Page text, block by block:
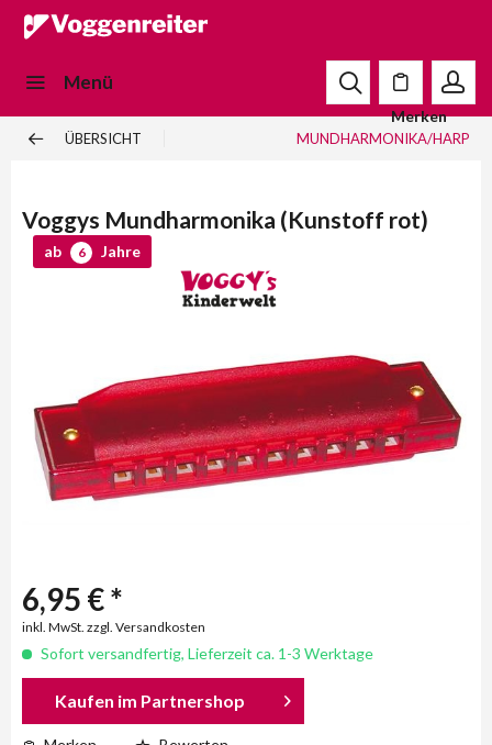
Menü
Merken
ÜBERSICHT MUNDHARMONIKA/HARP
Voggys Mundharmonika (Kunstoff rot)
ab 6 Jahre
6,95 € *
inkl. MwSt. zzgl. Versandkosten
Sofort versandfertig, Lieferzeit ca. 1-3 Werktage
Kaufen im Partnershop